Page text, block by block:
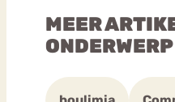
MEER
ONDERWERP